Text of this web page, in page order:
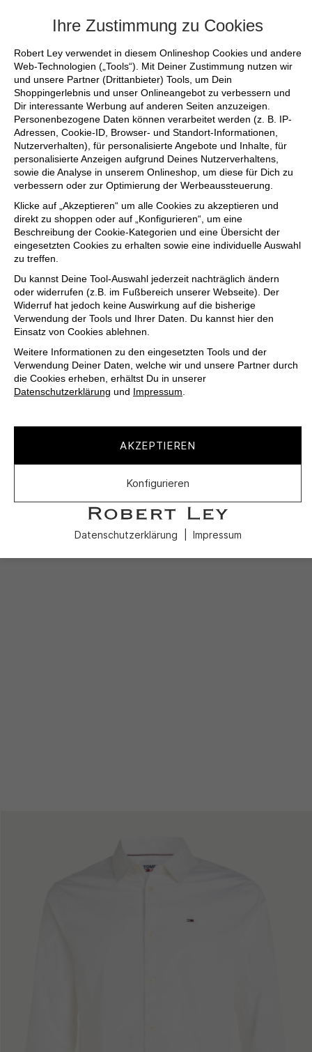
Ihre Zustimmung zu Cookies
Robert Ley verwendet in diesem Onlineshop Cookies und andere
Web-Technologien („Tools“). Mit Deiner Zustimmung nutzen wir
und unsere Partner (Drittanbieter) Tools, um Dein
Shoppingerlebnis und unser Onlineangebot zu verbessern und
Dir interessante Werbung auf anderen Seiten anzuzeigen.
Personenbezogene Daten können verarbeitet werden (z. B. IP-
Adressen, Cookie-ID, Browser- und Standort-Informationen,
Nutzerverhalten), für personalisierte Angebote und Inhalte, für
personalisierte Anzeigen aufgrund Deines Nutzerverhaltens,
sowie die Analyse in unserem Onlineshop, um diese für Dich zu
verbessern oder zur Optimierung der Werbeaussteuerung.
Klicke auf „Akzeptieren“ um alle Cookies zu akzeptieren und
direkt zu shoppen oder auf „Konfigurieren“, um eine
Beschreibung der Cookie-Kategorien und eine Übersicht der
eingesetzten Cookies zu erhalten sowie eine individuelle Auswahl
zu treffen.
Du kannst Deine Tool-Auswahl jederzeit nachträglich ändern
oder widerrufen (z.B. im Fußbereich unserer Webseite). Der
Widerruf hat jedoch keine Auswirkung auf die bisherige
Verwendung der Tools und Ihrer Daten. Du kannst hier den
Einsatz von Cookies ablehnen.
Weitere Informationen zu den eingesetzten Tools und der
Verwendung Deiner Daten, welche wir und unsere Partner durch
die Cookies erheben, erhältst Du in unserer
Datenschutzerklärung und Impressum.
AKZEPTIEREN
Konfigurieren
Datenschutzerklärung Impressum